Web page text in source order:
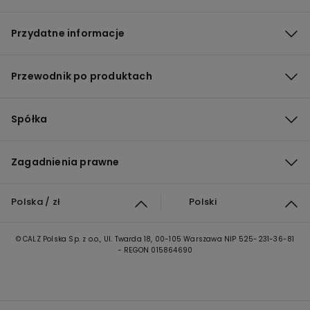
Przydatne informacje
Przewodnik po produktach
Spółka
Zagadnienia prawne
Polska / zł Polski
© CALZ Polska Sp. z o.o., Ul. Twarda 18, 00-105 Warszawa NIP 525-231-36-81
- REGON 015864690